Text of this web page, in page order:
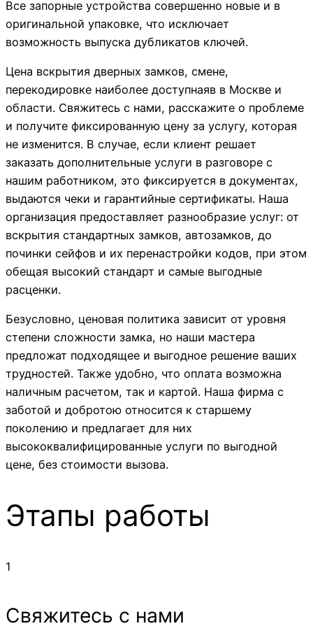
Все запорные устройства совершенно новые и в
оригинальной упаковке, что исключает
возможность выпуска дубликатов ключей.
Цена вскрытия дверных замков, смене,
перекодировке наиболее доступнаяв в Москве и
области. Свяжитесь с нами, расскажите о проблеме
и получите фиксированную цену за услугу, которая
не изменится. В случае, если клиент решает
заказать дополнительные услуги в разговоре с
нашим работником, это фиксируется в документах,
выдаются чеки и гарантийные сертификаты. Наша
организация предоставляет разнообразие услуг: от
вскрытия стандартных замков, автозамков, до
починки сейфов и их перенастройки кодов, при этом
обещая высокий стандарт и самые выгодные
расценки.
Безусловно, ценовая политика зависит от уровня
степени сложности замка, но наши мастера
предложат подходящее и выгодное решение ваших
трудностей. Также удобно, что оплата возможна
наличным расчетом, так и картой. Наша фирма с
заботой и добротою относится к старшему
поколению и предлагает для них
высококвалифицированные услуги по выгодной
цене, без стоимости вызова.
Этапы работы
1
Свяжитесь с нами